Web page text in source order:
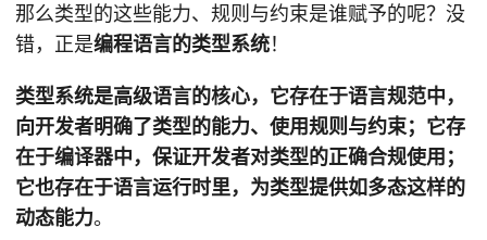
那么类型的这些能力、规则与约束是谁赋予的呢？没
错，正是编程语言的类型系统！
类型系统是高级语言的核心，它存在于语言规范中，
向开发者明确了类型的能力、使用规则与约束；它存
在于编译器中，保证开发者对类型的正确合规使用；
它也存在于语言运行时里，为类型提供如多态这样的
动态能力。